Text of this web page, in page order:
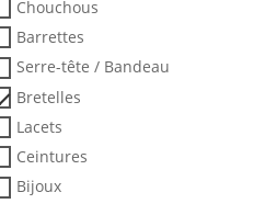
Chouchous
Barrettes
Serre-tête / Bandeau
Bretelles
Lacets
Ceintures
Bijoux